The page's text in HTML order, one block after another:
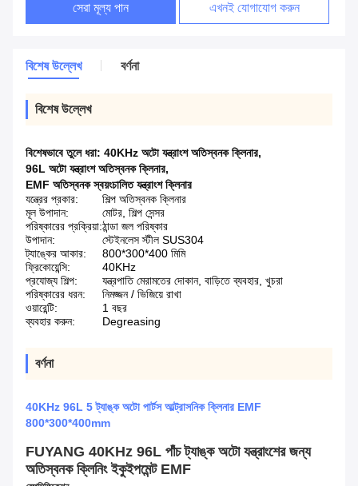
সেরা মূল্য পান এখনই যোগাযোগ করুন
বিশেষ উল্লেখ বর্ণনা
বিশেষ উল্লেখ
বিশেষভাবে তুলে ধরা: 40KHz অটো যন্ত্রাংশ অতিস্বনক ক্লিনার,
96L অটো যন্ত্রাংশ অতিস্বনক ক্লিনার,
EMF অতিস্বনক স্বয়ংচালিত যন্ত্রাংশ ক্লিনার
যন্ত্রের প্রকার:
শিল্প অতিস্বনক ক্লিনার
মূল উপাদান:
মোটর, শিল্প সেন্সর
পরিষ্কারের প্রক্রিয়া:ঠান্ডা জল পরিষ্কার
উপাদান:
স্টেইনলেস স্টীল SUS304
ট্যাঙ্কের আকার:
800*300*400 মিমি
ফ্রিকোয়েন্সি:
40KHz
প্রযোজ্য শিল্প:
যন্ত্রপাতি মেরামতের দোকান, বাড়িতে ব্যবহার, খুচরা
পরিষ্কারের ধরন:
নিমজ্জন / ভিজিয়ে রাখা
ওয়ারেন্টি:
1 বছর
ব্যবহার করুন:
Degreasing
বর্ণনা
40KHz 96L 5 ট্যাঙ্ক অটো পার্টস আল্ট্রাসনিক ক্লিনার EMF
800*300*400mm
FUYANG 40KHz 96L পাঁচ ট্যাঙ্ক অটো যন্ত্রাংশের জন্য
অতিস্বনক ক্লিনিং ইকুইপমেন্ট EMF